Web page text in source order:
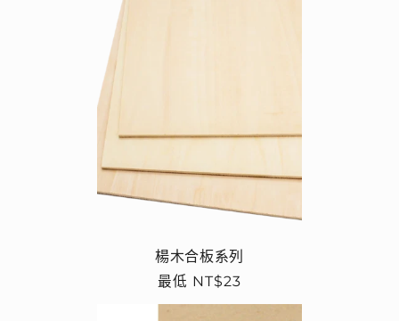
楊木合板系列
定
最低 NT$23